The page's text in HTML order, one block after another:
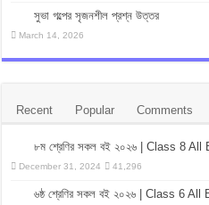
সুভা গল্পের সৃজনশীল প্রশ্ন উত্তর
March 14, 2026
Recent Popular Comments
৮ম শ্রেণির সকল বই ২০২৬ | Class 8
December 31, 2024 41,296
৬ষ্ঠ শ্রেণির সকল বই ২০২৬ | Class 6